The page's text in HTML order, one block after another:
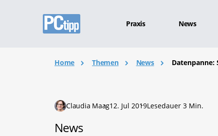
Praxis News
Home Themen News Datenpanne:
Claudia Maag12. Jul 2019Lesedauer 3 Min.
News